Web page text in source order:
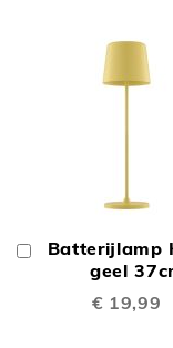
Batterijlamp
geel
€ 19,99
In
Winkelwagen